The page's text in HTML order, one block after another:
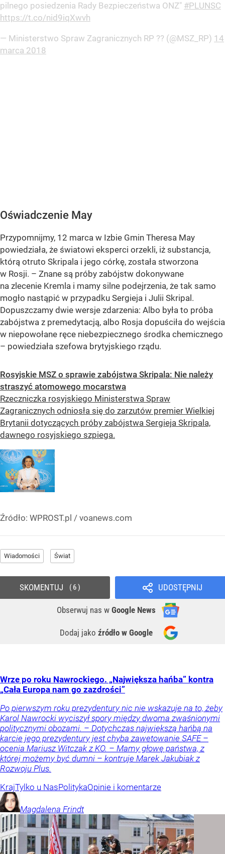
pilnego posiedzenia Rady Bezpieczeństwa ONZ" #PLUNSC
https://t.co/nid9iqXwvh
— Ministerstwo Spraw Zagranicznych RP ?? (@MSZ_RP) 14
marca 2018
Oświadczenie May
Przypomnijmy, 12 marca w Izbie Gmin Theresa May
powiedziała, że światowi eksperci orzekli, iż substancja,
którą otruto Skripala i jego córkę, została stworzona
w Rosji. – Znane są próby zabójstw dokonywane
na zlecenie Kremla i mamy silne podejrzenia, że tak samo
mogło nastąpić w przypadku Sergieja i Julii Skripal.
Dopuszczamy dwie wersje zdarzenia: Albo była to próba
zabójstwa z premedytacją, albo Rosja dopuściła do wejścia
w niepowołane ręce niebezpiecznego środka chemicznego
– powiedziała szefowa brytyjskiego rządu.
Rosyjskie MSZ o sprawie zabójstwa Skripala: Nie należy
straszyć atomowego mocarstwa
Rzeczniczka rosyjskiego Ministerstwa Spraw
Zagranicznych odniosła się do zarzutów premier Wielkiej
Brytanii dotyczących próby zabójstwa Sergieja Skripala,
dawnego rosyjskiego szpiega.
Źródło: WPROST.pl / voanews.com
Wiadomości Świat
UDOSTĘPNIJ
Obserwuj nas w Google News
Dodaj jako źródło w Google
SKOMENTUJ 6
Wrze po roku Nawrockiego. „Największa hańba” kontra
„Cała Europa nam go zazdrości”
Po pierwszym roku prezydentury nic nie wskazuje na to, żeby
Karol Nawrocki wyciszył spory między dwoma zwaśnionymi
politycznymi obozami. – Dotychczas największą hańbą na
karcie jego prezydentury jest chyba zawetowanie SAFE –
ocenia Mariusz Witczak z KO. – Mamy głowę państwa, z
której możemy być dumni – kontruje Marek Jakubiak z
Rozwoju Plus.
KrajTylko u NasPolitykaOpinie i komentarze
Magdalena Frindt